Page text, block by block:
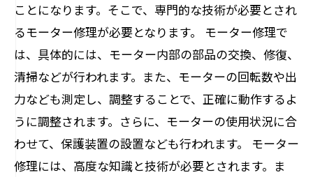
ことになります。そこで、専門的な技術が必要とされ
るモーター修理が必要となります。 モーター修理で
は、具体的には、モーター内部の部品の交換、修復、
清掃などが行われます。また、モーターの回転数や出
力なども測定し、調整することで、正確に動作するよ
うに調整されます。さらに、モーターの使用状況に合
わせて、保護装置の設置なども行われます。 モーター
修理には、高度な知識と技術が必要とされます。ま